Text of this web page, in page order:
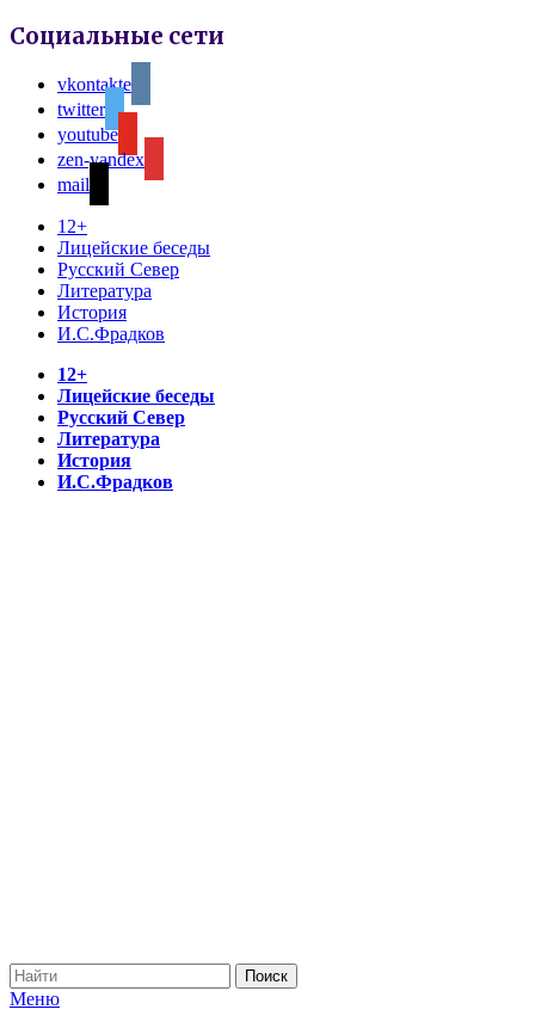
Социальные сети
vkontakte
twitter
youtube
zen-yandex
mail
12+
Лицейские беседы
Русский Север
Литература
История
И.С.Фрадков
12+
Лицейские беседы
Русский Север
Литература
История
И.С.Фрадков
Меню